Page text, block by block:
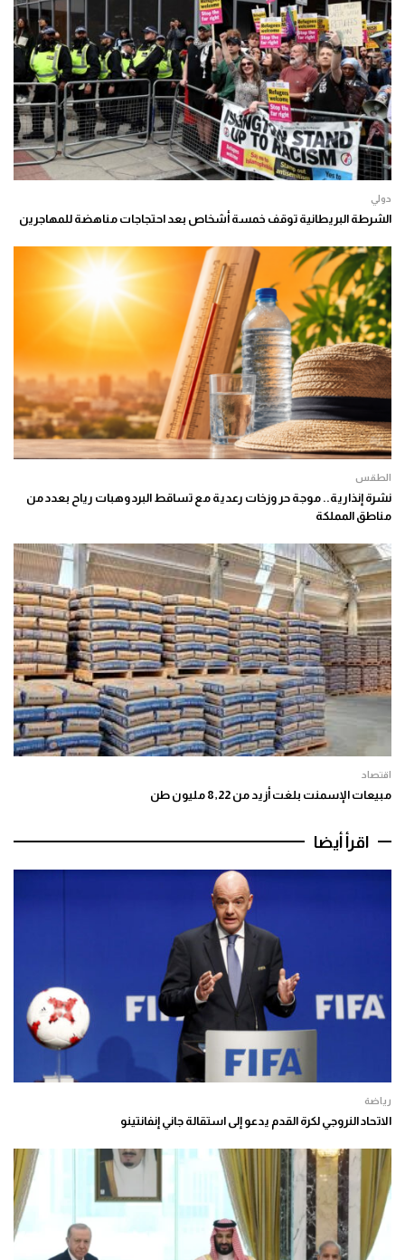
دولي
الشرطة البريطانية توقف خمسة أشخاص بعد احتجاجات مناهضة للمهاجرين
الطقس
نشرة إنذارية.. موجة حر وزخات رعدية مع تساقط البرد وهبات رياح بعدد من
مناطق المملكة
اقتصاد
مبيعات الإسمنت بلغت أزيد من 8,22 مليون طن
اقرأ أيضا
رياضة
الاتحاد النروجي لكرة القدم يدعو إلى استقالة جاني إنفانتينو